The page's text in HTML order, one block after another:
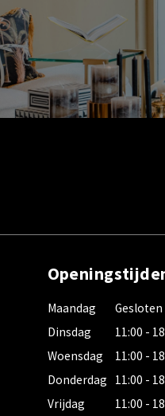
Maandag
Dinsdag
Woensdag
Donderdag
Vrijdag
Gesloten
11:00 -
11:00 -
11:00 -
11:00 -